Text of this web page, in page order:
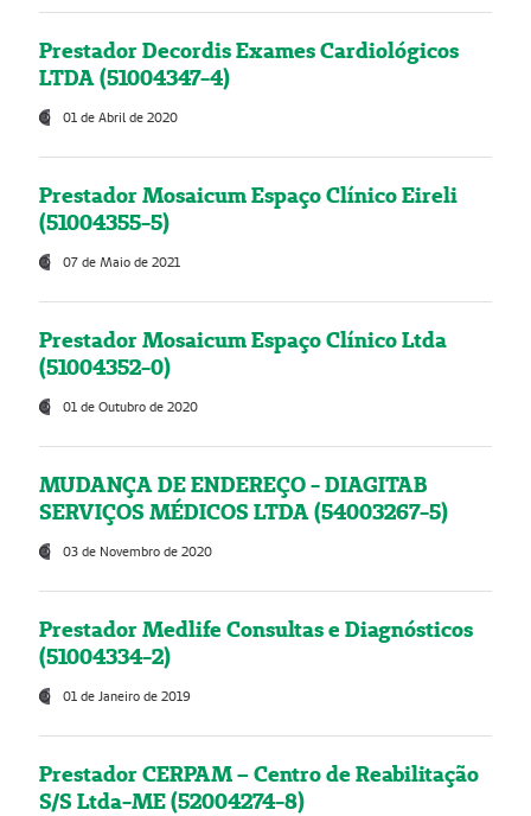
Prestador Decordis Exames Cardiológicos
LTDA (51004347-4)
01 de Abril de 2020
Prestador Mosaicum Espaço Clínico Eireli
(51004355-5)
07 de Maio de 2021
Prestador Mosaicum Espaço Clínico Ltda
(51004352-0)
01 de Outubro de 2020
MUDANÇA DE ENDEREÇO - DIAGITAB
SERVIÇOS MÉDICOS LTDA (54003267-5)
03 de Novembro de 2020
Prestador Medlife Consultas e Diagnósticos
(51004334-2)
01 de Janeiro de 2019
Prestador CERPAM – Centro de Reabilitação
S/S Ltda-ME (52004274-8)